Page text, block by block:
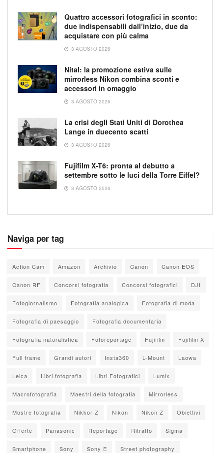
Quattro accessori fotografici in sconto:
due indispensabili dall’inizio, due da
acquistare con più calma
3 AGOSTO 2026
Nital: la promozione estiva sulle
mirrorless Nikon combina sconti e
accessori in omaggio
3 AGOSTO 2026
La crisi degli Stati Uniti di Dorothea
Lange in duecento scatti
3 AGOSTO 2026
Fujifilm X-T6: pronta al debutto a
settembre sotto le luci della Torre Eiffel?
3 AGOSTO 2026
Naviga per tag
Action Cam Amazon Archivio Canon Canon EOS
Canon RF Concorsi fotografia Concorsi fotografici DJI
Fotogiornalismo Fotografia analogica Fotografia di moda
Fotografia di paesaggio Fotografia documentaria
Fotografia naturalistica Fotoreportage Fujifilm Fujifilm X
Full frame Grandi autori Insta360 L-Mount Laowa
Leica Libri fotografia Libri Fotografici Lumix
Macrofotografia Maestri della fotografia Mirrorless
Mostre fotografia Nikkor Z Nikon Nikon Z Obiettivi
Offerte Panasonic Reportage Ritratto Sigma
Smartphone Sony Sony E Street photography